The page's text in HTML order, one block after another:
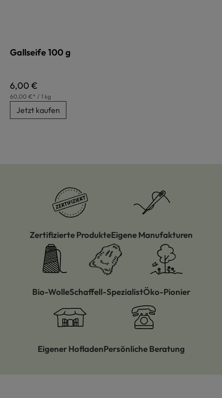
Gallseife 100 g
Regulärer Preis:
6,00 €
60,00 €* / 1 kg
Jetzt kaufen
Zertifizierte ProdukteEigene Manufakturen
Bio-WolleSchaffell-SpezialistÖko-Pionier
Eigener HofladenPersönliche Beratung